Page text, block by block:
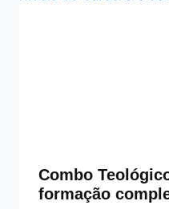
Combo
formação